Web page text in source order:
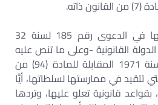
ذاته.
وأقامت المحكمة حكمها في الدعوى رقم 185 لسنة 32
القانونية -وعلى ما تنص عليه
المادة (65) من دستور سنة 1971 المقابلة للمادة (94) من
هي التي تتقيد في ممارستها لسلطاتها، أيًّا
قانونية تعلو عليها، وتردها